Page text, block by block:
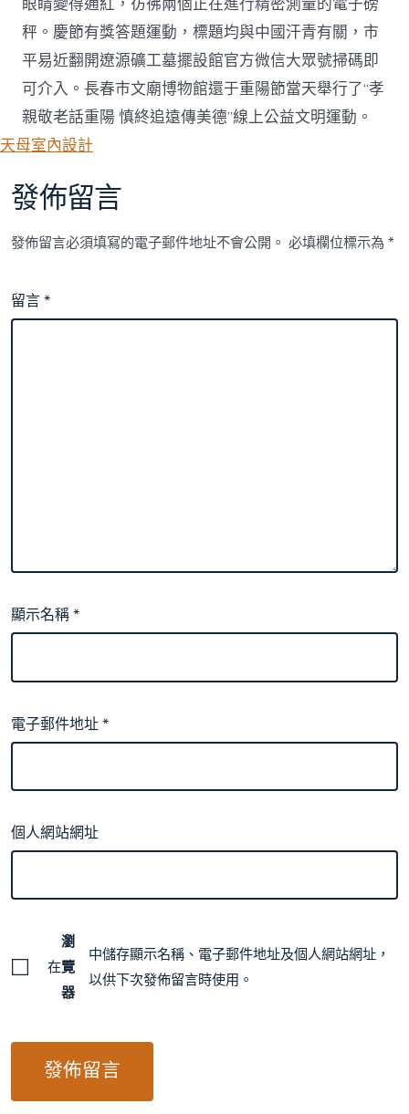
眼睛變得通紅，彷彿兩個正在進行精密測量的電子磅
秤。慶節有獎答題運動，標題均與中國汗青有關，市
平易近翻開遼源礦工墓擺設館官方微信大眾號掃碼即
可介入。長春市文廟博物館還于重陽節當天舉行了“孝
親敬老話重陽 慎終追遠傳美德”線上公益文明運動。
天母室內設計
發佈留言
發佈留言必須填寫的電子郵件地址不會公開。 必填欄位標示為*
留言*
顯示名稱*
電子郵件地址*
個人網站網址
在
瀏
覽
器
中儲存顯示名稱、電子郵件地址及個人網站網址，
以供下次發佈留言時使用。